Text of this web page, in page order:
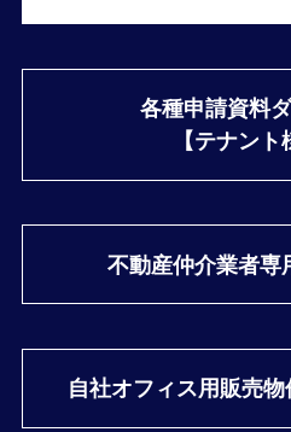
各種申請資料
【テナント
不動産仲介業者専
自社オフィス用販売